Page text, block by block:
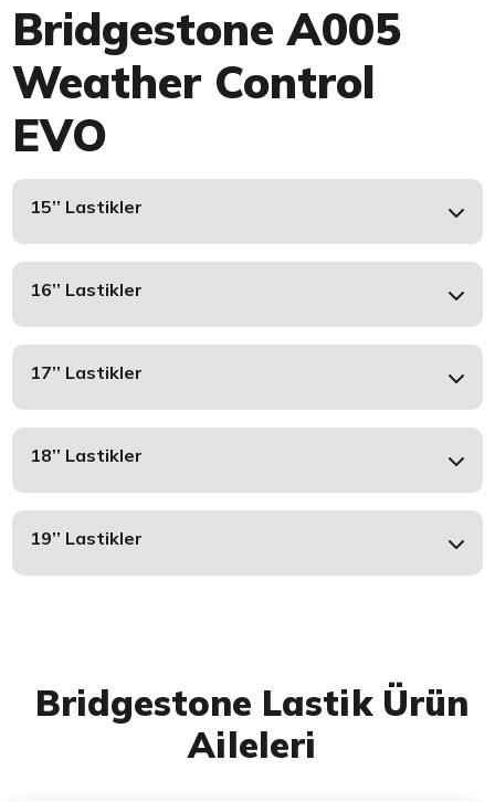
Bridgestone A005
Weather Control
EVO
15’’ Lastikler
16’’ Lastikler
17’’ Lastikler
18’’ Lastikler
19’’ Lastikler
Bridgestone Lastik Ürün
Aileleri